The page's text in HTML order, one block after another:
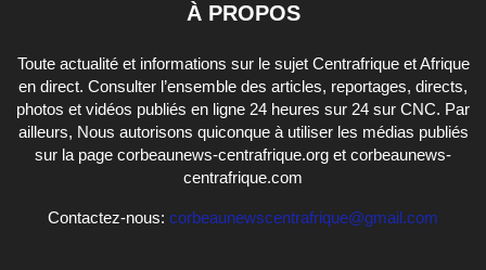
À PROPOS
Toute actualité et informations sur le sujet Centrafrique et Afrique
en direct. Consulter l’ensemble des articles, reportages, directs,
photos et vidéos publiés en ligne 24 heures sur 24 sur CNC. Par
ailleurs, Nous autorisons quiconque à utiliser les médias publiés
sur la page corbeaunews-centrafrique.org et corbeaunews-
centrafrique.com
Contactez-nous: corbeaunewscentrafrique@gmail.com